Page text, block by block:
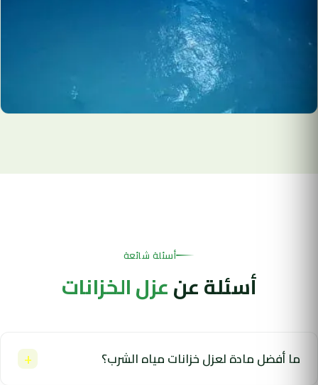
أسئلة شائعة
أسئلة عنعزل الخزانات
ما أفضل مادة لعزل خزانات مياه الشرب؟ +